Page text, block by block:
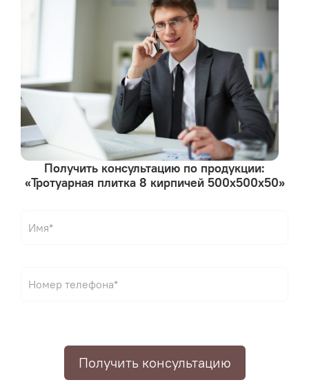
Получить консультацию по продукции:
«Тротуарная плитка 8 кирпичей 500х500х50»
Получить консультацию